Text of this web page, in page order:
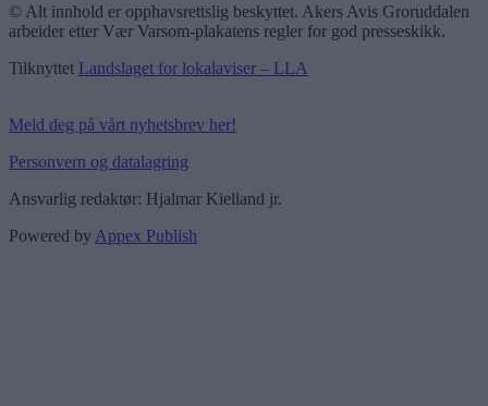
© Alt innhold er opphavsrettslig beskyttet. Akers Avis Groruddalen
arbeider etter Vær Varsom-plakatens regler for god presseskikk.
Tilknyttet Landslaget for lokalaviser – LLA
Meld deg på vårt nyhetsbrev her!
Personvern og datalagring
Ansvarlig redaktør: Hjalmar Kielland jr.
Powered by Appex Publish